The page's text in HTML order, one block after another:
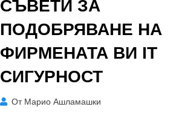
СЪВЕТИ ЗА
ПОДОБРЯВАНЕ НА
ФИРМЕНАТА ВИ IT
СИГУРНОСТ
От Марио Ашламашки